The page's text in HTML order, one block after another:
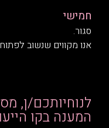
חמישי
סגור.
אנו מקווים שנשוב
לנוחיותכם/ן,
המענה בקו